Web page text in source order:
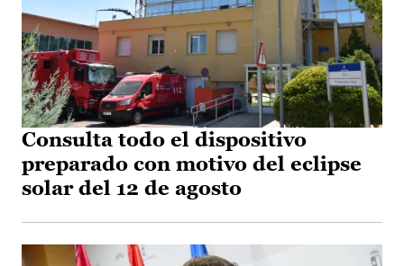
Consulta todo el dispositivo
preparado con motivo del eclipse
solar del 12 de agosto